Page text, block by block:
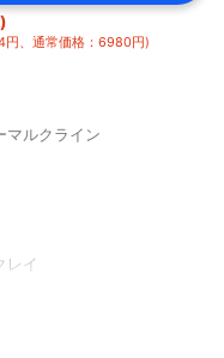
円、通常価格：6980円)
マルクライン
レイ